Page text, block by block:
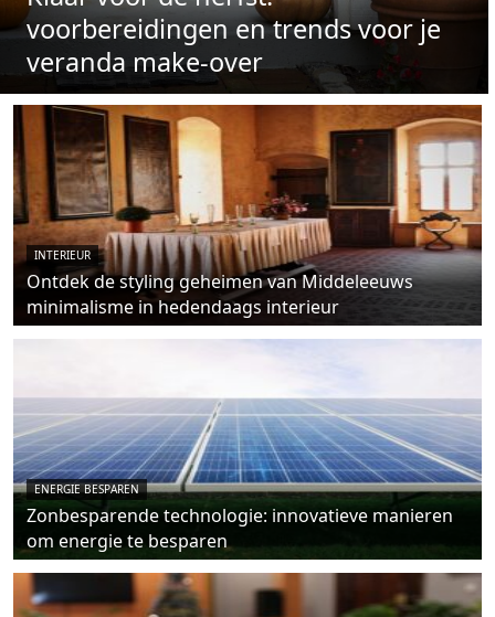
voorbereidingen en trends voor je
veranda make-over
INTERIEUR
Ontdek de styling geheimen van Middeleeuws
minimalisme in hedendaags interieur
ENERGIE BESPAREN
Zonbesparende technologie: innovatieve manieren
om energie te besparen